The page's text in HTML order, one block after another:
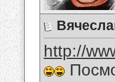
http://